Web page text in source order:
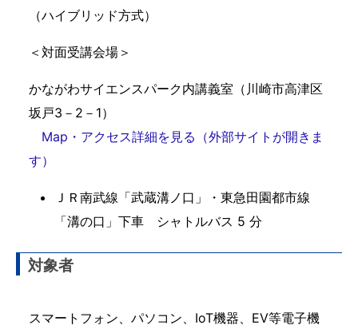
（ハイブリッド方式）
＜対面受講会場＞
かながわサイエンスパーク内講義室（川崎市高津区
坂戸3－2－1）
Map・アクセス詳細を見る（外部サイトが開きま
す）
ＪＲ南武線「武蔵溝ノ口」・東急田園都市線
「溝の口」下車 シャトルバス 5 分
対象者
スマートフォン、パソコン、IoT機器、EV等電子機